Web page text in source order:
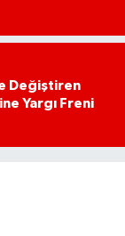
Değiştiren
Yargı Freni